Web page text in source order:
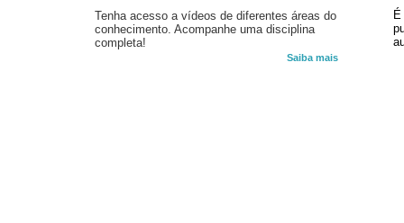
Tenha acesso a vídeos de diferentes áreas do
conhecimento. Acompanhe uma disciplina
completa!
Saiba mais